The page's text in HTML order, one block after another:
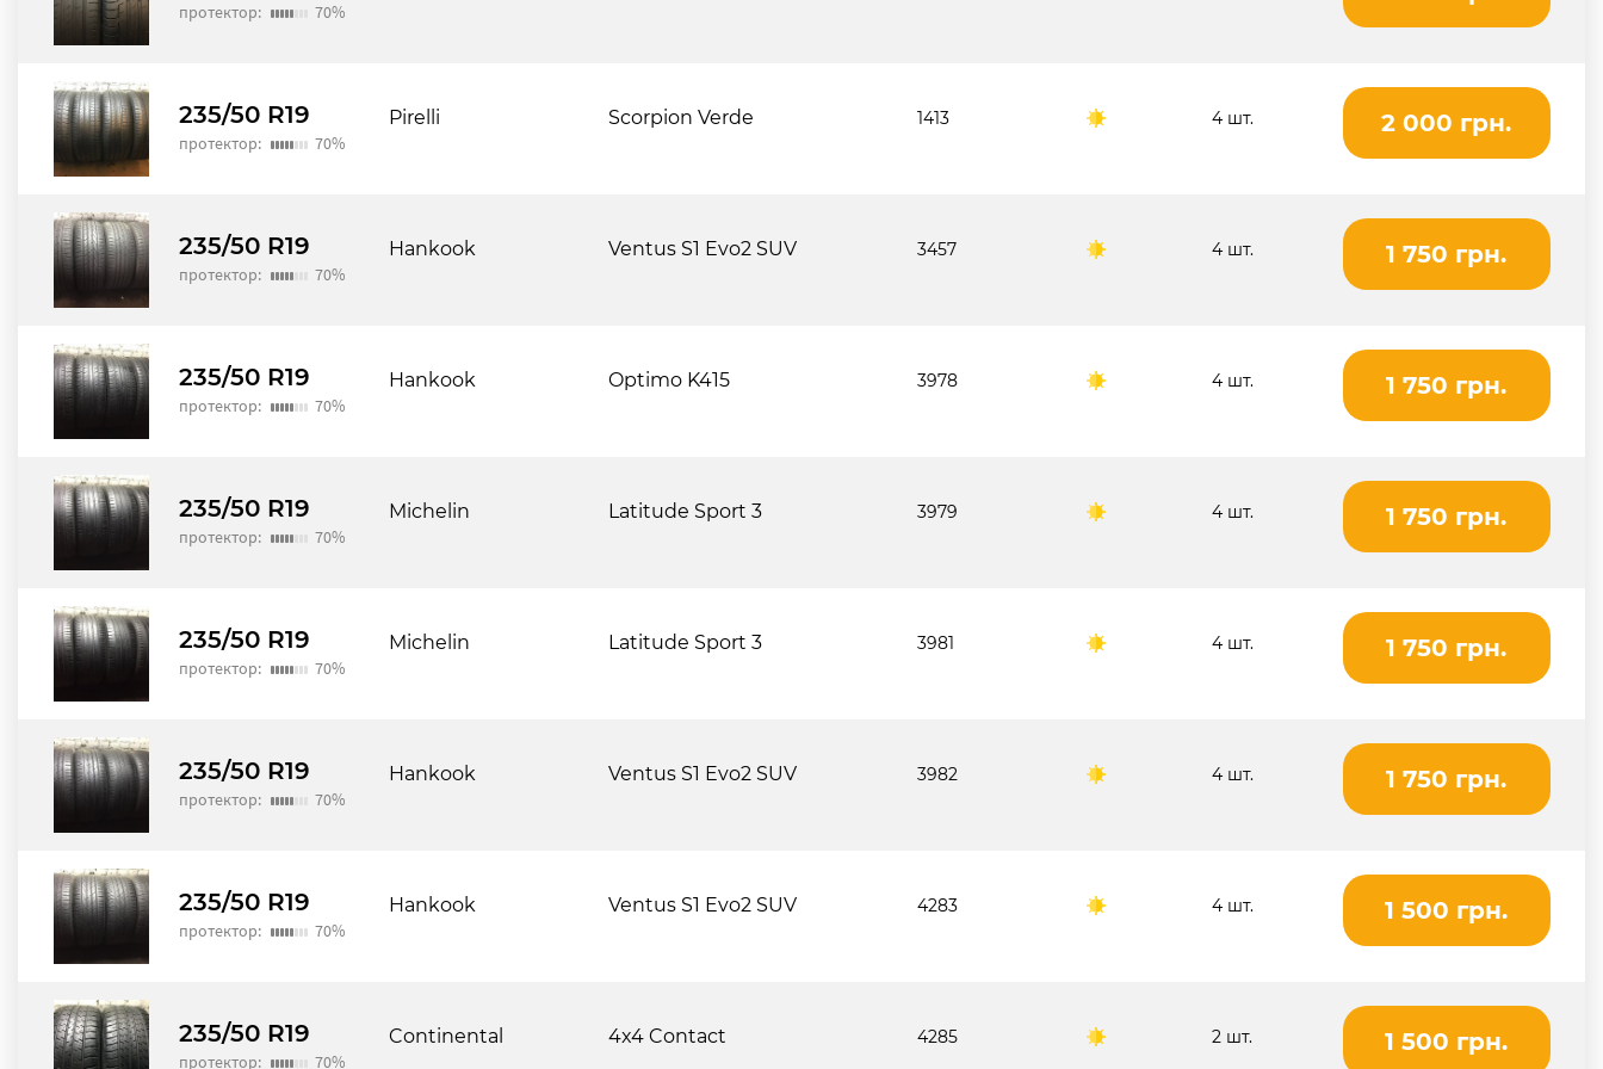
протектор: 70%
235/50 R19
протектор: 70%
Pirelli Scorpion Verde 1413 4 шт. 2 000 грн.
235/50 R19
протектор: 70%
Hankook Ventus S1 Evo2 SUV 3457 4 шт. 1 750 грн.
235/50 R19
протектор: 70%
Hankook Optimo K415 3978 4 шт. 1 750 грн.
235/50 R19
протектор: 70%
Michelin Latitude Sport 3 3979 4 шт. 1 750 грн.
235/50 R19
протектор: 70%
Michelin Latitude Sport 3 3981 4 шт. 1 750 грн.
235/50 R19
протектор: 70%
Hankook Ventus S1 Evo2 SUV 3982 4 шт. 1 750 грн.
235/50 R19
протектор: 70%
Hankook Ventus S1 Evo2 SUV 4283 4 шт. 1 500 грн.
235/50 R19
протектор: 70%
Continental 4x4 Contact 4285 2 шт. 1 500 грн.